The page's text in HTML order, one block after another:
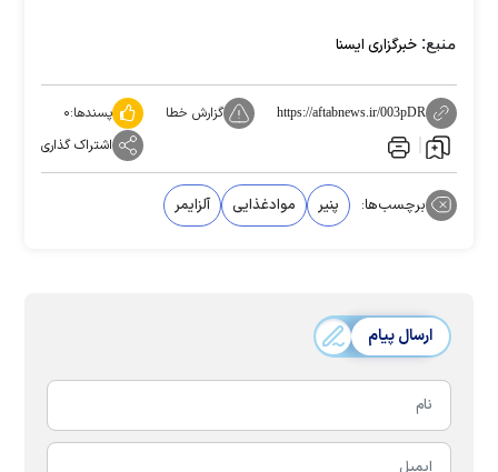
منبع: خبرگزاری ایسنا
https://aftabnews.ir/003pDR گزارش خطا پسندها:۰
اشتراک گذاری
برچسب‌ها: پنیر موادغذایی آلزایمر
ارسال پیام